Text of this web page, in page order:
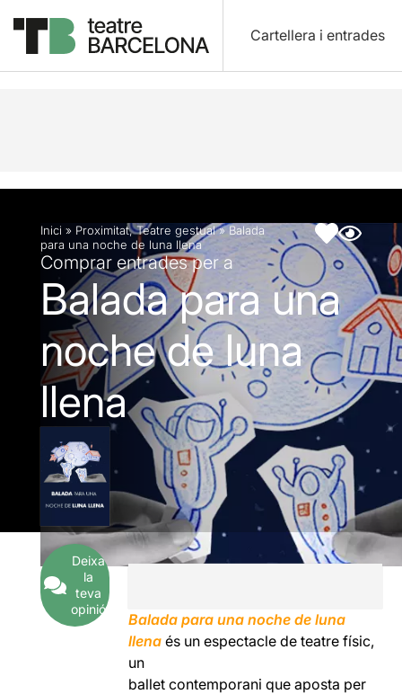
Cartellera i entrades
Descripció Fitxa artística
Inici » Proximitat,Teatre gestual»Balada
para una noche de luna llena
Comprar entrades per a
Balada para una
noche de luna
llena
Deixa
la
teva
opinió
Balada para una noche de luna
llena és un espectacle de teatre físic,
un
ballet contemporani que aposta per